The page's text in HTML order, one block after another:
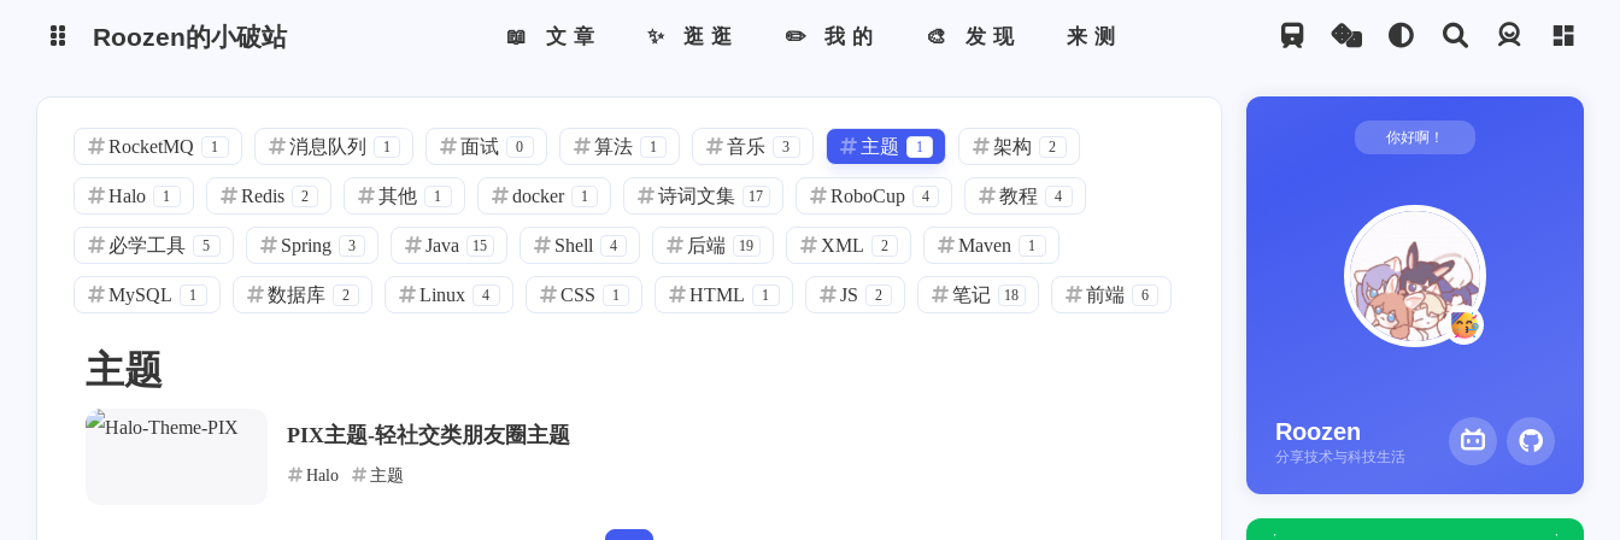
后台管理 PIX
我的文件夹 Aurora
Aurora图标库 Hao图标库
TimePlus 爱发电
Roozen的小破站 📖 文章 ✨ 逛逛 ✏️ 我的 🎨 发现 来测
RocketMQ 1 消息队列 1 面试 0 算法 1 音乐 3 主题 1 架构 2
Halo 1 Redis 2 其他 1 docker 1 诗词文集 17 RoboCup 4 教程 4
必学工具 5 Spring 3 Java 15 Shell 4 后端 19 XML 2 Maven 1
MySQL 1 数据库 2 Linux 4 CSS 1 HTML 1 JS 2 笔记 18 前端 6
主题
PIX主题-轻社交类朋友圈主题
Halo 主题
你好啊！
Roozen
分享技术与科技生活